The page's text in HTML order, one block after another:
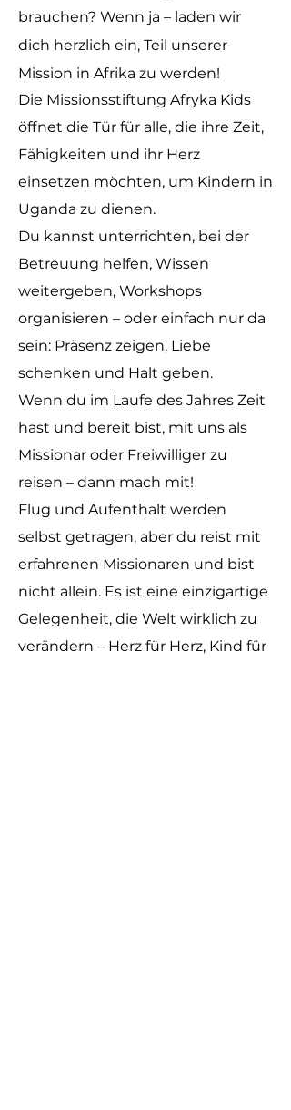
brauchen? Wenn ja – laden wir
dich herzlich ein, Teil unserer
Mission in Afrika zu werden!
Die Missionsstiftung Afryka Kids
öffnet die Tür für alle, die ihre Zeit,
Fähigkeiten und ihr Herz
einsetzen möchten, um Kindern in
Uganda zu dienen.
Du kannst unterrichten, bei der
Betreuung helfen, Wissen
weitergeben, Workshops
organisieren – oder einfach nur da
sein: Präsenz zeigen, Liebe
schenken und Halt geben.
Wenn du im Laufe des Jahres Zeit
hast und bereit bist, mit uns als
Missionar oder Freiwilliger zu
reisen – dann mach mit!
Flug und Aufenthalt werden
selbst getragen, aber du reist mit
erfahrenen Missionaren und bist
nicht allein. Es ist eine einzigartige
Gelegenheit, die Welt wirklich zu
verändern – Herz für Herz, Kind für